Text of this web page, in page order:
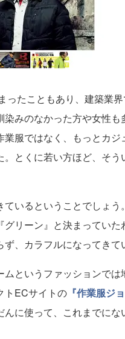
たこともあり、建築業界
みのなかった方や女性も
服ではなく、もっとカジ
とくに若い方ほど、そう
いるということでしょう
リーン』と決まっていた
、カラフルになってきて
というファッションでは
トECサイトの 『作業服ジョ
に使って、これまでにな